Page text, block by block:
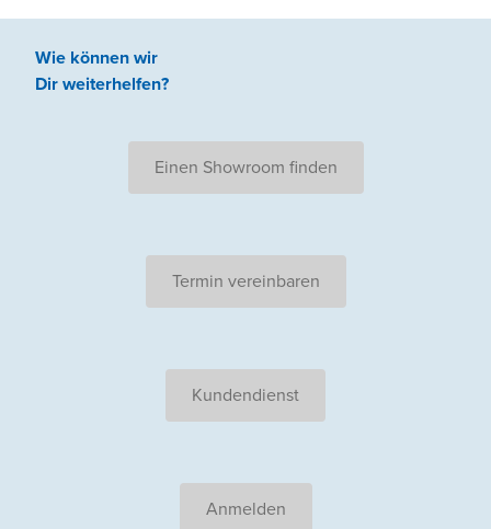
Wie können wir
Dir weiterhelfen?
Einen Showroom finden
Termin vereinbaren
Kundendienst
Anmelden